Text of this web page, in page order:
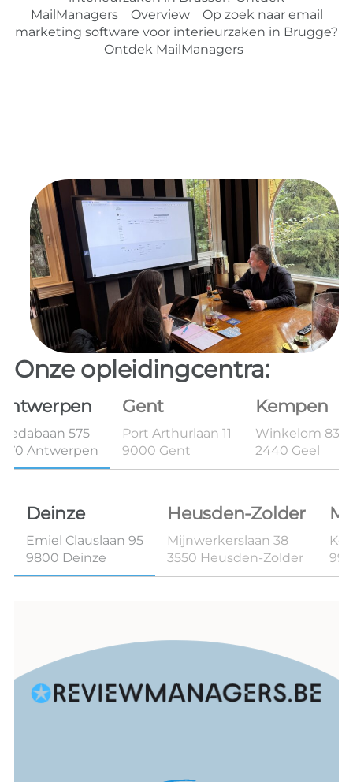
MailManagers
Overview
Op zoek naar email
marketing software voor interieurzaken in Brugge?
Ontdek MailManagers
Onze opleidingcentra:
575
Antwerpen
Gent
Port Arthurlaan 11
9000 Gent
Kempen
Winkelom 83B
2440 Geel
Deinze
Emiel Clauslaan 95
9800 Deinze
Heusden-Zolder
Mijnwerkerslaan 38
3550 Heusden-Zolder